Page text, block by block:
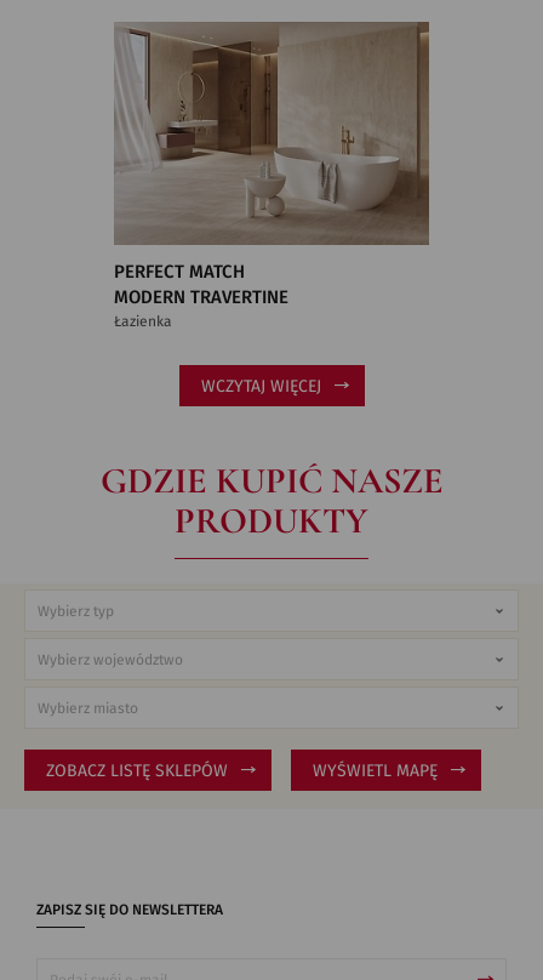
PERFECT MATCH
MODERN TRAVERTINE
Łazienka
WCZYTAJ WIĘCEJ
GDZIE KUPIĆ NASZE
PRODUKTY
ZOBACZ LISTĘ SKLEPÓW WYŚWIETL MAPĘ
ZAPISZ SIĘ DO NEWSLETTERA